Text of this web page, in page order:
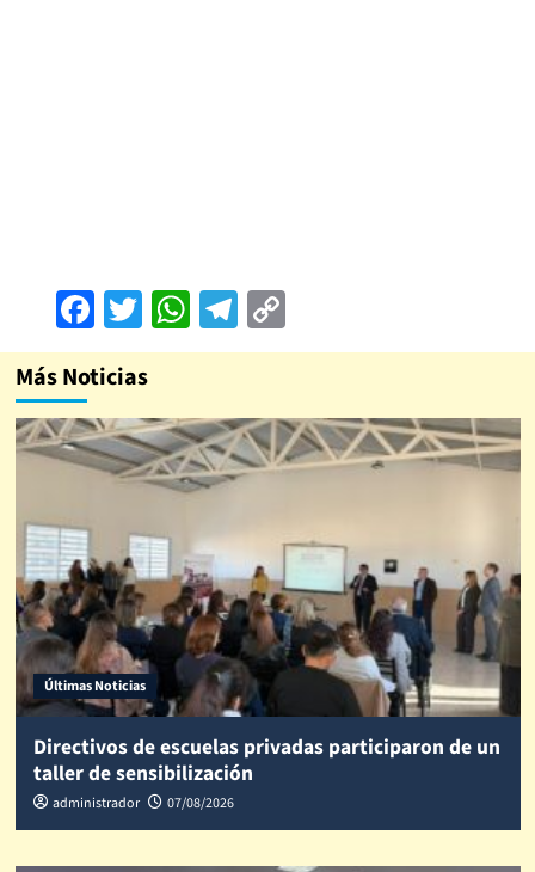
Facebook
Twitter
WhatsApp
Telegram
Copy
Link
Más Noticias
Últimas Noticias
Directivos de escuelas privadas participaron de un
taller de sensibilización
administrador 07/08/2026